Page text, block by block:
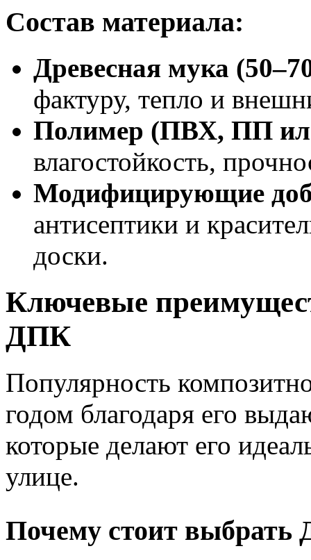
Состав материала:
Древесная мука
фактуру, тепло и
Полимер (ПВХ, ПП
влагостойкость,
Модифицирующие
антисептики и
доски.
Ключевые
ДПК
Популярность
годом благодаря его
которые делают его
улице.
Почему стоит